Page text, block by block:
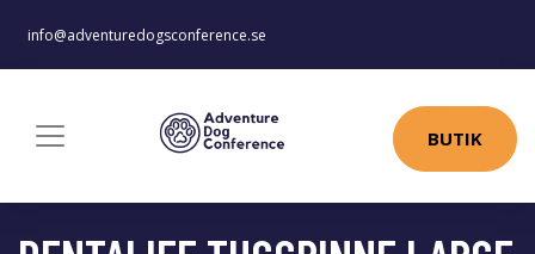
info@adventuredogsconference.se
BUTIK